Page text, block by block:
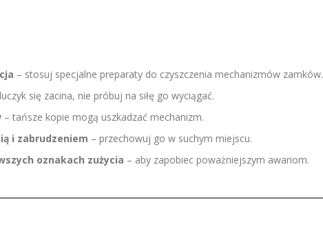
– stosuj specjalne preparaty do czyszczenia mechanizmów zamków.
się zacina, nie próbuj na siłę go wyciągać.
– tańsze kopie mogą uszkadzać mechanizm.
i zabrudzeniem – przechowuj go w suchym miejscu.
oznakach zużycia – aby zapobiec poważniejszym awariom.